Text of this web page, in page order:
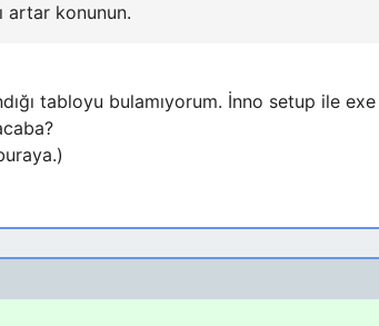
artar konunun.
tabloyu bulamıyorum. İnno setup ile